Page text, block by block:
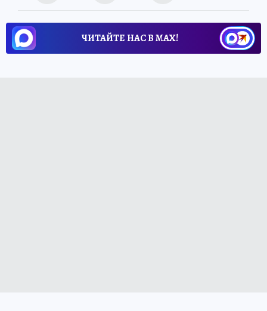
ЧИТАЙТЕ НАС В МАХ!